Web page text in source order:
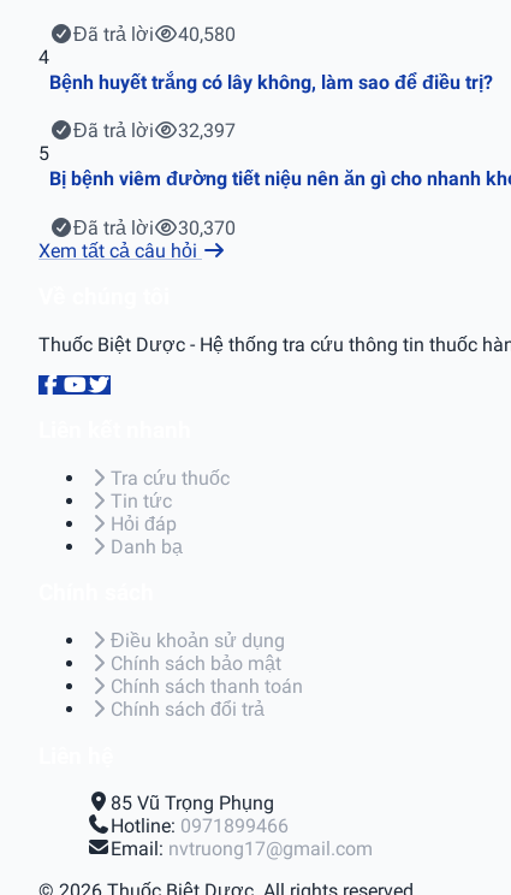
Đã trả lời
40,580
4
Bệnh huyết trắng có lây không, làm sao để điều trị?
Đã trả lời
32,397
5
Bị bệnh viêm đường tiết niệu nên ăn gì cho nhanh
Đã trả lời
30,370
Xem tất cả câu hỏi
Thuốc Biệt Dược - Hệ thống tra cứu thông tin thuốc
Tra cứu thuốc
Tin tức
Hỏi đáp
Danh bạ
Điều khoản sử dụng
Chính sách bảo mật
Chính sách thanh toán
Chính sách đổi trả
85 Vũ Trọng Phụng
Hotline: 0971899466
Email: nvtruong17@gmail.com